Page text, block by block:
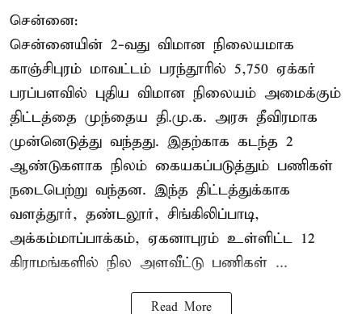
சென்னை:
சென்னையின் 2-வது விமான நிலையமாக
காஞ்சிபுரம் மாவட்டம் பரந்தூரில் 5,750 ஏக்கர்
பரப்பளவில் புதிய விமான நிலையம் அமைக்கும்
திட்டத்தை முந்தைய தி.மு.க. அரசு தீவிரமாக
முன்னெடுத்து வந்தது. இதற்காக கடந்த 2
ஆண்டுகளாக நிலம் கையகப்படுத்தும் பணிகள்
நடைபெற்று வந்தன. இந்த திட்டத்துக்காக
வளத்தூர், தண்டலூர், சிங்கிலிப்பாடி,
அக்கம்மாப்பாக்கம், ஏகனாபுரம் உள்ளிட்ட 12
கிராமங்களில் நில அளவீட்டு பணிகள் ...
Read More